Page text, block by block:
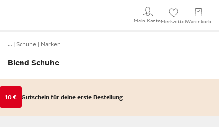
Mein KontoMerkzettel Warenkorb
… Schuhe Marken
Blend Schuhe
10 € Gutschein für deine erste Bestellung